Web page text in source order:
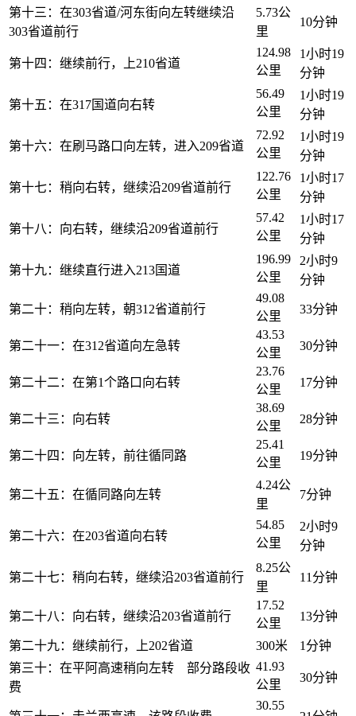
第十三：在303省道/河东街向左转继续沿
303省道前行
5.73公
里
10分钟
第十四：继续前行，上210省道
124.98
公里
1小时19
分钟
第十五：在317国道向右转
56.49
公里
1小时19
分钟
第十六：在刷马路口向左转，进入209省道
72.92
公里
1小时19
分钟
第十七：稍向右转，继续沿209省道前行
122.76
公里
1小时17
分钟
第十八：向右转，继续沿209省道前行
57.42
公里
1小时17
分钟
第十九：继续直行进入213国道
196.99
公里
2小时9
分钟
第二十：稍向左转，朝312省道前行
49.08
公里
33分钟
第二十一：在312省道向左急转
43.53
公里
30分钟
第二十二：在第1个路口向右转
23.76
公里
17分钟
第二十三：向右转
38.69
公里
28分钟
第二十四：向左转，前往循同路
25.41
公里
19分钟
第二十五：在循同路向左转
4.24公
里
7分钟
第二十六：在203省道向右转
54.85
公里
2小时9
分钟
第二十七：稍向右转，继续沿203省道前行
8.25公
里
11分钟
第二十八：向右转，继续沿203省道前行
17.52
公里
13分钟
第二十九：继续前行，上202省道 300米
1分钟
第三十：在平阿高速稍向左转 部分路段收
费
41.93
公里
30分钟
30.55